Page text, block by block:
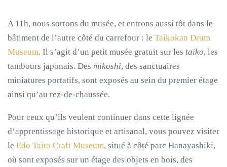
A 11h, nous sortons du musée, et entrons aussi tôt dans le
bâtiment de l’autre côté du carrefour : le Taikokan Drum
Museum. Il s’agit d’un petit musée gratuit sur les taiko, les
tambours japonais. Des mikoshi, des sanctuaires
miniatures portatifs, sont exposés au sein du premier étage
ainsi qu’au rez-de-chaussée.
Pour ceux qu’ils veulent continuer dans cette lignée
d’apprentissage historique et artisanal, vous pouvez visiter
le Edo Taito Craft Museum, situé à côté parc Hanayashiki,
où sont exposés sur un étage des objets en bois, des